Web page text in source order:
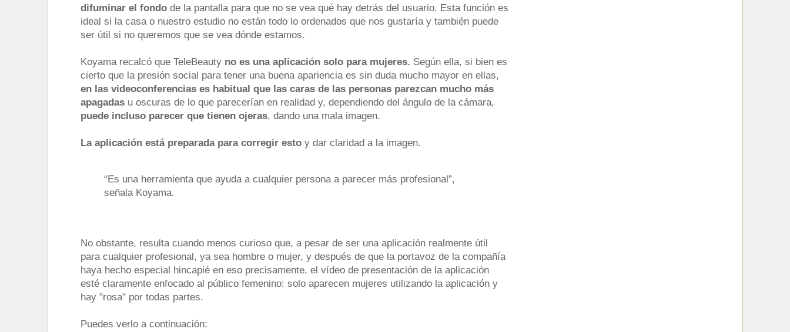
difuminar el fondo de la pantalla para que no se vea qué hay detrás del usuario. Esta función es
ideal si la casa o nuestro estudio no están todo lo ordenados que nos gustaría y también puede
ser útil si no queremos que se vea dónde estamos.
Koyama recalcó que TeleBeauty no es una aplicación solo para mujeres. Según ella, si bien es
cierto que la presión social para tener una buena apariencia es sin duda mucho mayor en ellas,
en las videoconferencias es habitual que las caras de las personas parezcan mucho más
apagadas u oscuras de lo que parecerían en realidad y, dependiendo del ángulo de la cámara,
puede incluso parecer que tienen ojeras, dando una mala imagen.
La aplicación está preparada para corregir esto y dar claridad a la imagen.
“Es una herramienta que ayuda a cualquier persona a parecer más profesional”,
señala Koyama.
No obstante, resulta cuando menos curioso que, a pesar de ser una aplicación realmente útil
para cualquier profesional, ya sea hombre o mujer, y después de que la portavoz de la compañía
haya hecho especial hincapié en eso precisamente, el vídeo de presentación de la aplicación
esté claramente enfocado al público femenino: solo aparecen mujeres utilizando la aplicación y
hay "rosa" por todas partes.
Puedes verlo a continuación: